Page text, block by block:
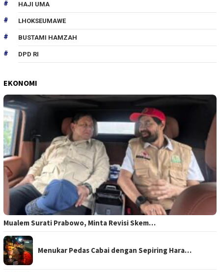
HAJI UMA
LHOKSEUMAWE
BUSTAMI HAMZAH
DPD RI
EKONOMI
Mualem Surati Prabowo, Minta Revisi Skem…
Menukar Pedas Cabai dengan Sepiring Hara…